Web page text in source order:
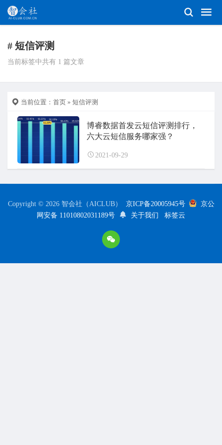
# 短信评测
当前标签中共有 1 篇文章
当前位置： 首页 » 短信评测
博睿数据首发云短信评测排行，
六大云短信服务哪家强？
2021-09-29
Copyright © 2026 智会社（AICLUB） 京ICP备20005945号
京公
网安备 11010802031189号
关于我们 标签云